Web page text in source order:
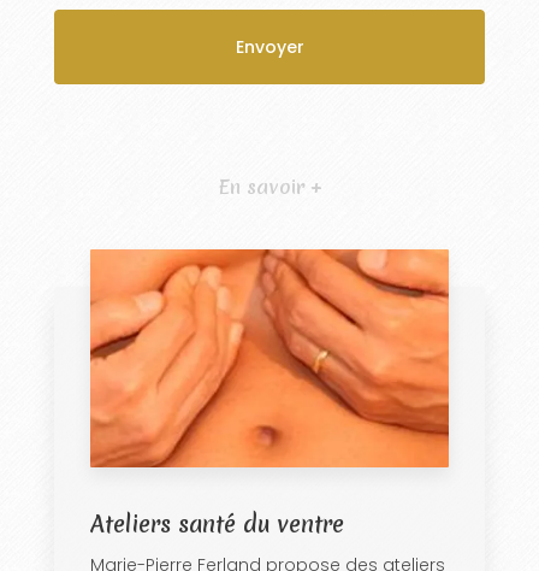
En savoir +
Ateliers santé du ventre
Marie-Pierre Ferland propose des ateliers